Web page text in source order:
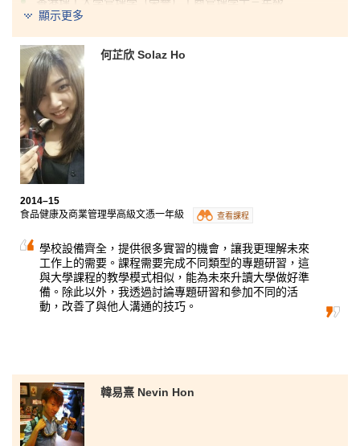
香港浸會大學工商管理學士（榮譽）— 市場學主修三年級
在兩年前的公開考試中，我的成績未如理想，但我沒有
放棄，選擇報讀商業學高級文憑（管理學）課程。我很
享受在書院的學習生活，因為我學懂了勇敢面對逆境、
更明白失敗了也要重新站起來。兩年的大專生涯，我參
與了不同的課堂和專題研究，從中獲得了小組工作的經
驗和知識，還認識了一群合作無間的好伙伴，令彼此更
享受和樂於投入學習。當你能享受其中時，獲得的必定
比你預期的還多。
顯示更多
何芷欣 Solaz Ho
2014–15
食品健康及商業管理學高級文憑一年級
查看課程
學校設備齊全，提供很多實習的機會，讓我更理解未來
工作上的需要。課程需要完成不同類型的專題研習，這
與大學課程的教學模式相似，能為未來升讀大學做好準
備。除此以外，我透過討論專題研習和參加不同的活
動，改善了與他人溝通的技巧。
韓易熹 Nevin Hon